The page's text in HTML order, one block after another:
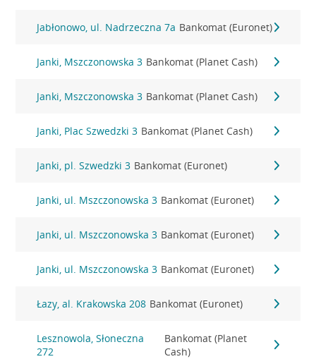
Jabłonowo, ul. Nadrzeczna 7a Bankomat (Euronet)
Janki, Mszczonowska 3 Bankomat (Planet Cash)
Janki, Mszczonowska 3 Bankomat (Planet Cash)
Janki, Plac Szwedzki 3 Bankomat (Planet Cash)
Janki, pl. Szwedzki 3 Bankomat (Euronet)
Janki, ul. Mszczonowska 3 Bankomat (Euronet)
Janki, ul. Mszczonowska 3 Bankomat (Euronet)
Janki, ul. Mszczonowska 3 Bankomat (Euronet)
Łazy, al. Krakowska 208 Bankomat (Euronet)
Lesznowola, Słoneczna
272
Bankomat (Planet
Cash)